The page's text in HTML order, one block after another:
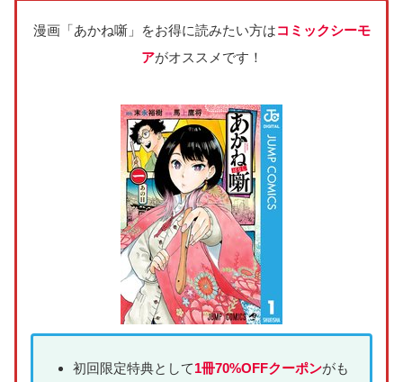
漫画「あかね噺」をお得に読みたい方はコミックシーモ
アがオススメです！
初回限定特典として1冊70%OFFクーポンがも